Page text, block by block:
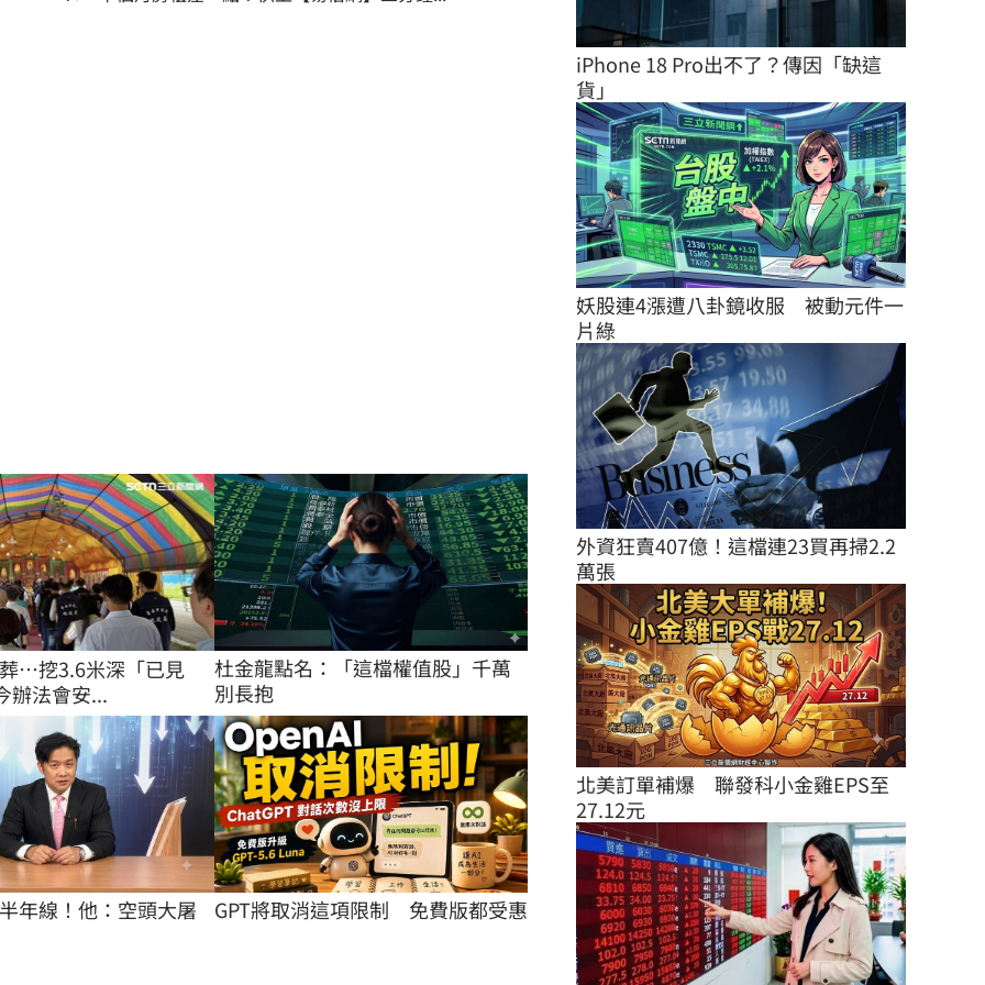
…挖3.6米深「已見
辦法會安...
杜金龍點名：「這檔權值股」千萬
別長抱
年線！他：空頭大屠 GPT將取消這項限制　免費版都受惠
iPhone 18 Pro出不了？傳因「缺這
貨」
妖股連4漲遭八卦鏡收服　被動元件一
片綠
外資狂賣407億！這檔連23買再掃2.2
萬張
北美訂單補爆　聯發科小金雞EPS至
27.12元